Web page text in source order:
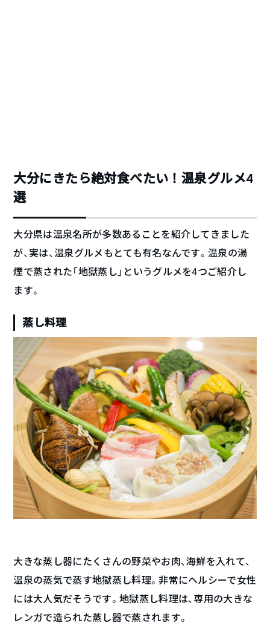
大分にきたら絶対食べたい！温泉グルメ4
選
大分県は温泉名所が多数あることを紹介してきました
が、実は、温泉グルメもとても有名なんです。温泉の湯
煙で蒸された「地獄蒸し」というグルメを4つご紹介し
ます。
蒸し料理
大きな蒸し器にたくさんの野菜やお肉、海鮮を入れて、
温泉の蒸気で蒸す地獄蒸し料理。非常にヘルシーで女性
には大人気だそうです。地獄蒸し料理は、専用の大きな
レンガで造られた蒸し器で蒸されます。